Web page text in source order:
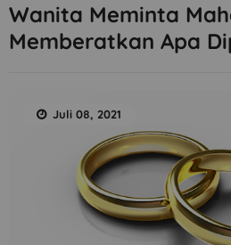
Wanita Meminta
Memberatkan Apa
Juli 08, 2021